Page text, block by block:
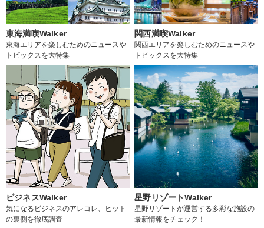
東海満喫Walker
東海エリアを楽しむためのニュースや
トピックスを大特集
関西満喫Walker
関西エリアを楽しむためのニュースや
トピックスを大特集
ビジネスWalker
気になるビジネスのアレコレ、ヒット
の裏側を徹底調査
星野リゾートWalker
星野リゾートが運営する多彩な施設の
最新情報をチェック！